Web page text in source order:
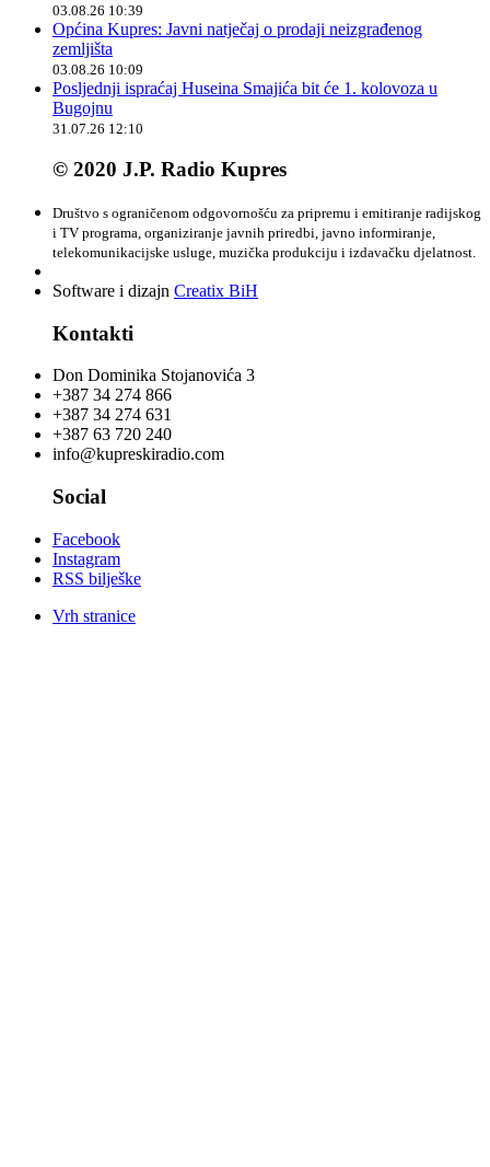
03.08.26 10:39
Općina Kupres: Javni natječaj o prodaji neizgrađenog
zemljišta
03.08.26 10:09
Posljednji ispraćaj Huseina Smajića bit će 1. kolovoza u
Bugojnu
31.07.26 12:10
© 2020 J.P. Radio Kupres
Društvo s ograničenom odgovornošću za pripremu i emitiranje radijskog
i TV programa, organiziranje javnih priredbi, javno informiranje,
telekomunikacijske usluge, muzička produkciju i izdavačku djelatnost.
Software i dizajn Creatix BiH
Kontakti
Don Dominika Stojanovića 3
+387 34 274 866
+387 34 274 631
+387 63 720 240
info@kupreskiradio.com
Social
Facebook
Instagram
RSS bilješke
Vrh stranice